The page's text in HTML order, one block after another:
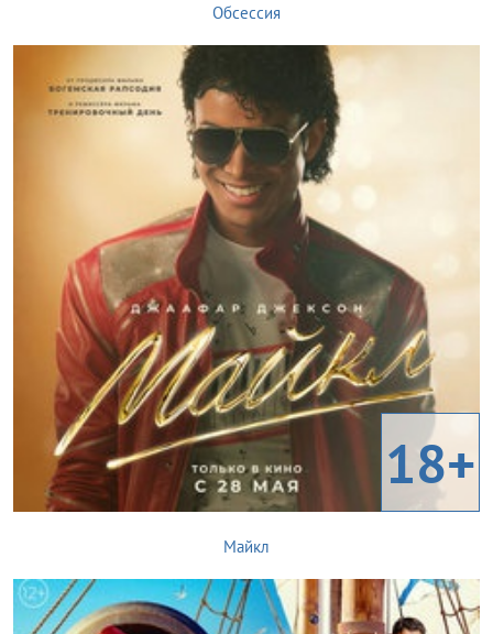
Обсессия
18+
Майкл